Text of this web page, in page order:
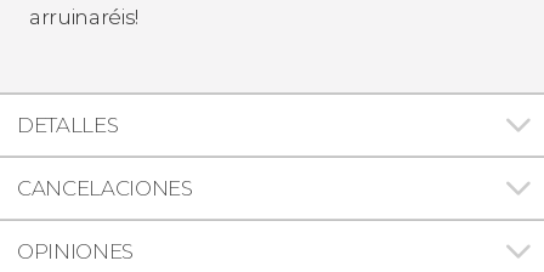
arruinaréis!
DETALLES
CANCELACIONES
OPINIONES